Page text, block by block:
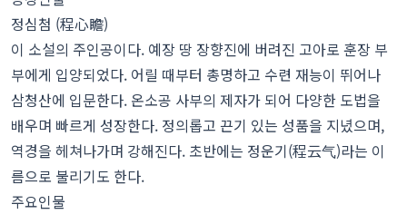
정심첨 (程心瞻)
이 소설의 주인공이다. 예장 땅 장향진에 버려진 고아로 훈장 부
부에게 입양되었다. 어릴 때부터 총명하고 수련 재능이 뛰어나
삼청산에 입문한다. 온소공 사부의 제자가 되어 다양한 도법을
배우며 빠르게 성장한다. 정의롭고 끈기 있는 성품을 지녔으며,
역경을 헤쳐나가며 강해진다. 초반에는 정운기(程云气)라는 이
름으로 불리기도 한다.
주요인물